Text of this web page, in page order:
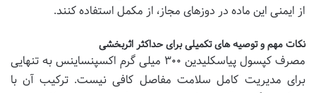
از ایمنی این ماده در دوزهای مجاز، از مکمل استفاده کنند.
نکات مهم و توصیه های تکمیلی برای حداکثر اثربخشی
مصرف کپسول پیاسکلیدین ۳۰۰ میلی گرم اکسپنساینس به تنهایی
برای مدیریت کامل سلامت مفاصل کافی نیست. ترکیب آن با